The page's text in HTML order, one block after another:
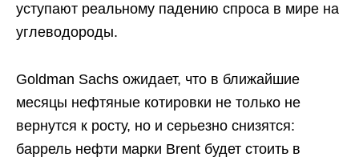
уступают реальному падению спроса в мире на
углеводороды.
Goldman Sachs ожидает, что в ближайшие
месяцы нефтяные котировки не только не
вернутся к росту, но и серьезно снизятся:
баррель нефти марки Brent будет стоить в